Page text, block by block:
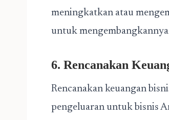
meningkatkan atau
untuk
6. Rencanakan
Rencanakan keuangan
pengeluaran untuk bisnis